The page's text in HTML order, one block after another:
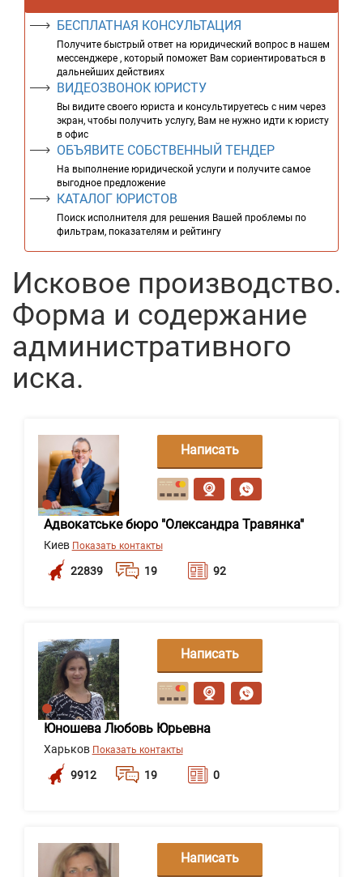
БЕСПЛАТНАЯ КОНСУЛЬТАЦИЯ
Получите быстрый ответ на юридический вопрос в нашем
мессенджере , который поможет Вам сориентироваться в
дальнейших действиях
ВИДЕОЗВОНОК ЮРИСТУ
Вы видите своего юриста и консультируетесь с ним через
экран, чтобы получить услугу, Вам не нужно идти к юристу
в офис
ОБЪЯВИТЕ СОБСТВЕННЫЙ ТЕНДЕР
На выполнение юридической услуги и получите самое
выгодное предложение
КАТАЛОГ ЮРИСТОВ
Поиск исполнителя для решения Вашей проблемы по
фильтрам, показателям и рейтингу
Исковое производство.
Форма и содержание
административного
иска.
Адвокатське бюро "Олександра Травянка"
Киев Показать контакты
22839 19 92
Написать
сообщение
Юношева Любовь Юрьевна
Харьков Показать контакты
9912 19 0
Написать
сообщение
Написать